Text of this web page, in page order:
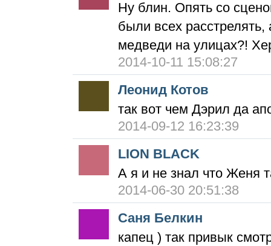
Ну блин. Опять со
были всех
медведи на улицах?!
2014-10-11 15:08:27
Леонид Котов
так вот чем Дэрил да
2014-09-12 16:23:39
LION BLACK
А я и не знал что Женя
2014-06-30 20:51:38
Саня Белкин
капец ) так привык